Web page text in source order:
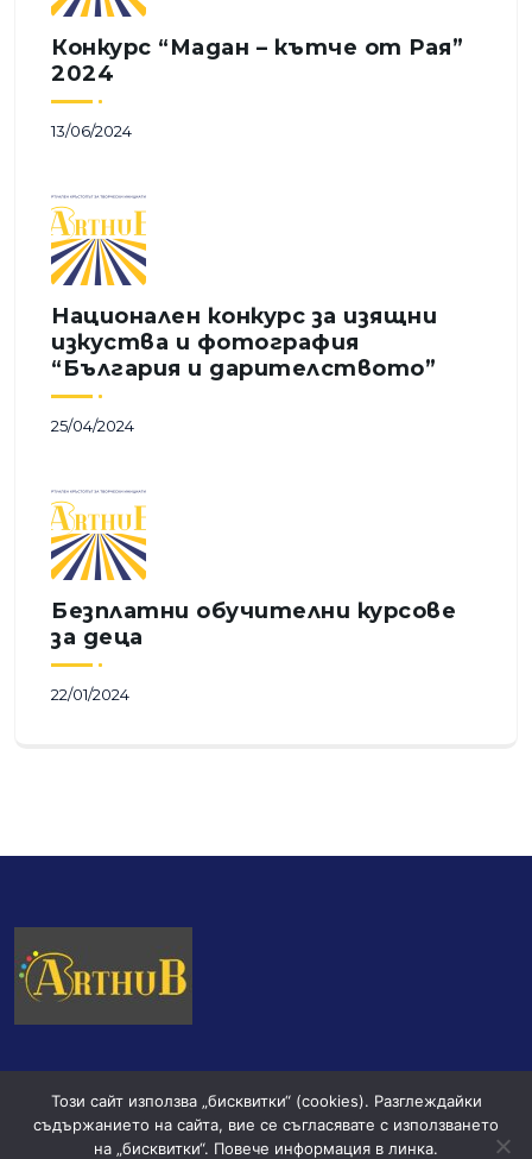
Конкурс “Мадан – кътче от Рая”
2024
13/06/2024
Национален конкурс за изящни
изкуства и фотография
“България и дарителството”
25/04/2024
Безплатни обучителни курсове
за деца
22/01/2024
Този сайт използва „бисквитки“ (cookies). Разглеждайки
съдържанието на сайта, вие се съгласявате с използването
на „бисквитки“. Повече информация в линка.